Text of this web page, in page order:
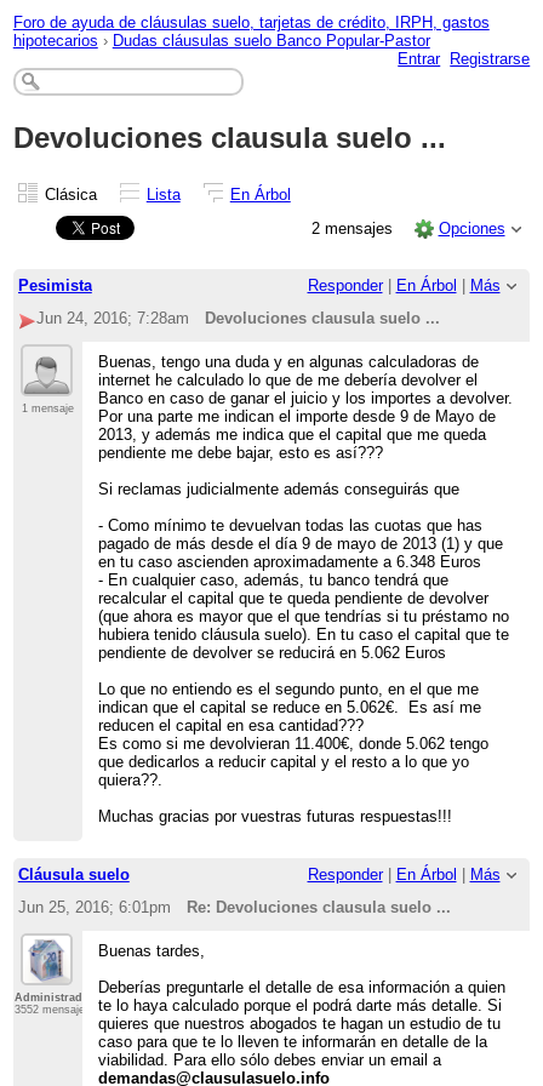
Foro de ayuda de cláusulas suelo, tarjetas de crédito, IRPH, gastos
hipotecarios › Dudas cláusulas suelo Banco Popular-Pastor
Entrar
Registrarse
Devoluciones clausula suelo ...
Clásica Lista
En Árbol
2 mensajes
Opciones
Pesimista Responder| En Árbol
Más
Jun 24, 2016; 7:28am
Devoluciones clausula suelo ...
1 mensaje
Buenas, tengo una duda y en algunas calculadoras de
internet he calculado lo que de me debería devolver el
Banco en caso de ganar el juicio y los importes a devolver.
Por una parte me indican el importe desde 9 de Mayo de
2013, y además me indica que el capital que me queda
pendiente me debe bajar, esto es así???
Si reclamas judicialmente además conseguirás que
- Como mínimo te devuelvan todas las cuotas que has
pagado de más desde el día 9 de mayo de 2013 (1) y que
en tu caso ascienden aproximadamente a 6.348 Euros
- En cualquier caso, además, tu banco tendrá que
recalcular el capital que te queda pendiente de devolver
(que ahora es mayor que el que tendrías si tu préstamo no
hubiera tenido cláusula suelo). En tu caso el capital que te
pendiente de devolver se reducirá en 5.062 Euros
Lo que no entiendo es el segundo punto, en el que me
indican que el capital se reduce en 5.062€. Es así me
reducen el capital en esa cantidad???
Es como si me devolvieran 11.400€, donde 5.062 tengo
que dedicarlos a reducir capital y el resto a lo que yo
quiera??.
Muchas gracias por vuestras futuras respuestas!!!
Cláusula suelo Responder| En Árbol
Más
Jun 25, 2016; 6:01pm
Re: Devoluciones clausula suelo ...
Administrador
3552 mensajes
Buenas tardes,
Deberías preguntarle el detalle de esa información a quien
te lo haya calculado porque el podrá darte más detalle. Si
quieres que nuestros abogados te hagan un estudio de tu
caso para que te lo lleven te informarán en detalle de la
viabilidad. Para ello sólo debes enviar un email a
demandas@clausulasuelo.info